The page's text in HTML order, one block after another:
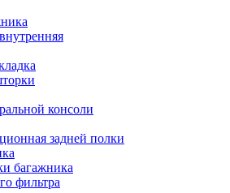
консоли
задней полки
багажника
фильтра